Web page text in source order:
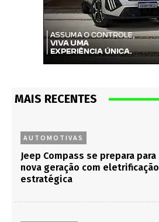
MAIS RECENTES
AUTOMOTIVAS
Jeep Compass se prepara para
nova geração com eletrificação
estratégica